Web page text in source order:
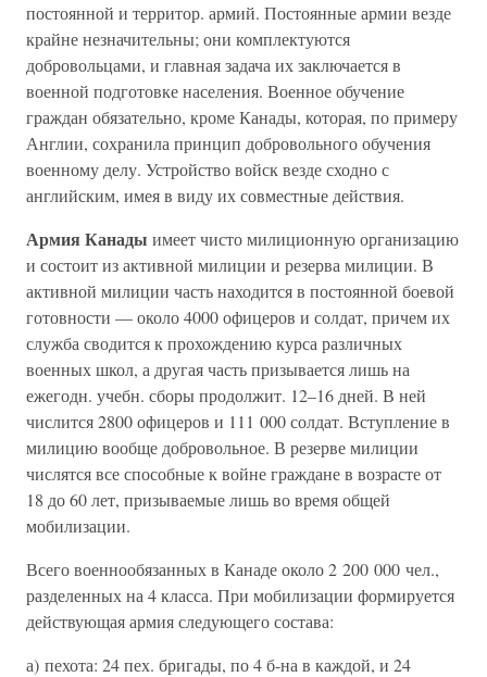
постоянной и территор. армий. Постоянные армии везде
крайне незначительны; они комплектуются
добровольцами, и главная задача их заключается в
военной подготовке населения. Военное обучение
граждан обязательно, кроме Канады, которая, по примеру
Англии, сохранила принцип добровольного обучения
военному делу. Устройство войск везде сходно с
английским, имея в виду их совместные действия.
Армия Канады имеет чисто милиционную организацию
и состоит из активной милиции и резерва милиции. В
активной милиции часть находится в постоянной боевой
готовности — около 4000 офицеров и солдат, причем их
служба сводится к прохождению курса различных
военных школ, а другая часть призывается лишь на
ежегодн. учебн. сборы продолжит. 12–16 дней. В ней
числится 2800 офицеров и 111 000 солдат. Вступление в
милицию вообще добровольное. В резерве милиции
числятся все способные к войне граждане в возрасте от
18 до 60 лет, призываемые лишь во время общей
мобилизации.
Всего военнообязанных в Канаде около 2 200 000 чел.,
разделенных на 4 класса. При мобилизации формируется
действующая армия следующего состава:
а) пехота: 24 пех. бригады, по 4 б-на в каждой, и 24